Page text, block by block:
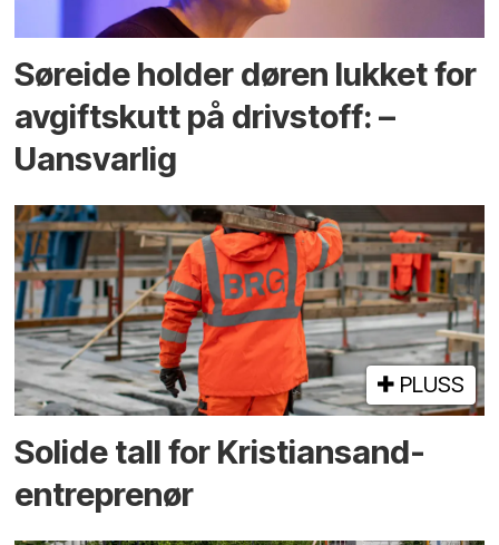
Søreide holder døren lukket for
avgiftskutt på drivstoff: –
Uansvarlig
PLUSS
Solide tall for Kristiansand-
entreprenør